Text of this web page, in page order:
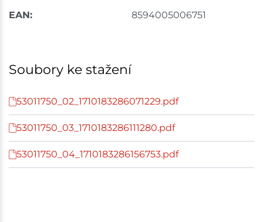
EAN: 8594005006751
Soubory ke stažení
53011750_02_1710183286071229.pdf
53011750_03_1710183286111280.pdf
53011750_04_1710183286156753.pdf